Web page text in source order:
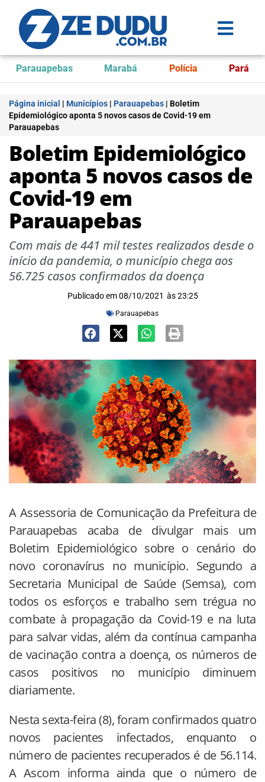
Parauapebas Marabá Polícia Pará
Página inicial | Municípios | Parauapebas | Boletim
Epidemiológico aponta 5 novos casos de Covid-19 em
Parauapebas
Boletim Epidemiológico
aponta 5 novos casos de
Covid-19 em
Parauapebas
Com mais de 441 mil testes realizados desde o
início da pandemia, o município chega aos
56.725 casos confirmados da doença
Publicado em 08/10/2021 às 23:25
Parauapebas
A Assessoria de Comunicação da Prefeitura de
Parauapebas acaba de divulgar mais um
Boletim Epidemiológico sobre o cenário do
novo coronavírus no município. Segundo a
Secretaria Municipal de Saúde (Semsa), com
todos os esforços e trabalho sem trégua no
combate à propagação da Covid-19 e na luta
para salvar vidas, além da contínua campanha
de vacinação contra a doença, os números de
casos positivos no município diminuem
diariamente.
Nesta sexta-feira (8), foram confirmados quatro
novos pacientes infectados, enquanto o
número de pacientes recuperados é de 56.114.
A Ascom informa ainda que o número de